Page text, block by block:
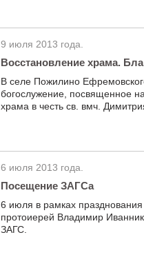
9 июля 2013 года.
Восстановление храма.
В селе Пожилино
богослужение, посвященное
храма в честь св. вмч.
6 июля 2013 года.
Посещение ЗАГСа
6 июля в рамках
протоиерей Владимир
ЗАГС.